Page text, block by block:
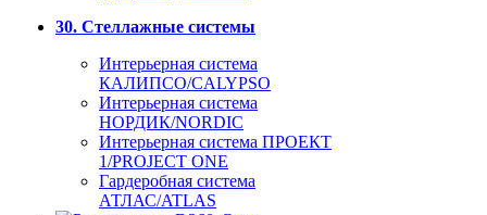
30. Стеллажные системы
Интерьерная система
КАЛИПСО/CALYPSO
Интерьерная система
НОРДИК/NORDIC
Интерьерная система ПРОЕКТ
1/PROJECT ONE
Гардеробная система
АТЛАС/ATLAS